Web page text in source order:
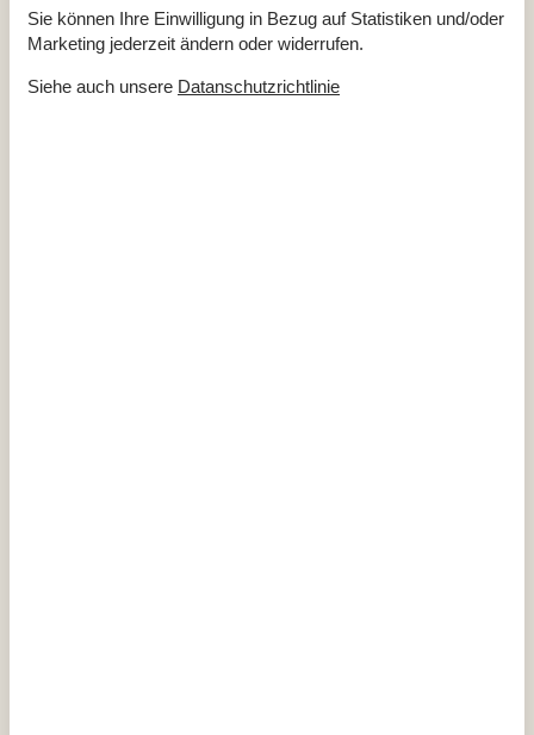
Holzofen 1
Renovierung 2004
Wärmepumpe
Wärmepumpe Luft zu Luft
Sie können Ihre Einwilligung in Bezug auf Statistiken und/oder
Marketing jederzeit ändern oder widerrufen.
Siehe auch unsere Datanschutzrichtlinie